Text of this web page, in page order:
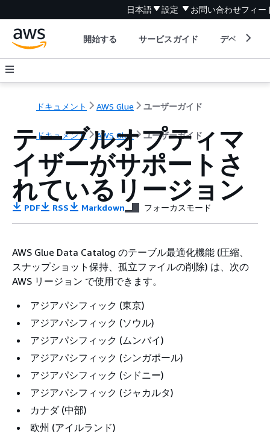
日本語 設定 お問い合わせフィー
開始する サービスガイド デベロッパ
ドキュメント AWS Glue ユーザーガイド
ドキュメント AWS Glue ユーザーガイド
テーブルオプティマ
イザーがサポートさ
れているリージョン
PDF RSS Markdown フォーカスモード
AWS Glue Data Catalog のテーブル最適化機能 (圧縮、
スナップショット保持、孤立ファイルの削除) は、次の
AWS リージョン で使用できます。
アジアパシフィック (東京)
アジアパシフィック (ソウル)
アジアパシフィック (ムンバイ)
アジアパシフィック (シンガポール)
アジアパシフィック (シドニー)
アジアパシフィック (ジャカルタ)
カナダ (中部)
欧州 (アイルランド)